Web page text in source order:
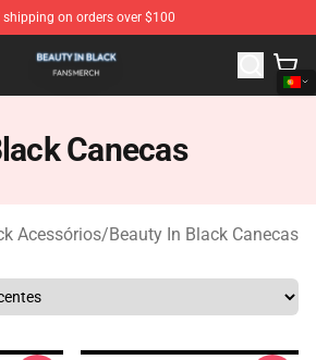
shipping on orders over $100
Shop - Official Beauty In Black
Canecas
Acessórios/Beauty In Black Canecas